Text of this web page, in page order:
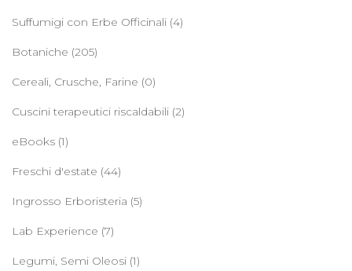
Suffumigi con Erbe Officinali (4)
Botaniche (205)
Cereali, Crusche, Farine (0)
Cuscini terapeutici riscaldabili (2)
eBooks (1)
Freschi d'estate (44)
Ingrosso Erboristeria (5)
Lab Experience (7)
Legumi, Semi Oleosi (1)